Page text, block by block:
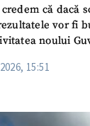
credem că dacă
vor fi
noului
15:51